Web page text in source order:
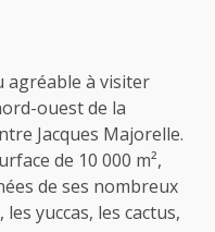
agréable à visiter
ouest de la
Jacques Majorelle.
de 10 000 m²,
de ses nombreux
yuccas, les cactus,